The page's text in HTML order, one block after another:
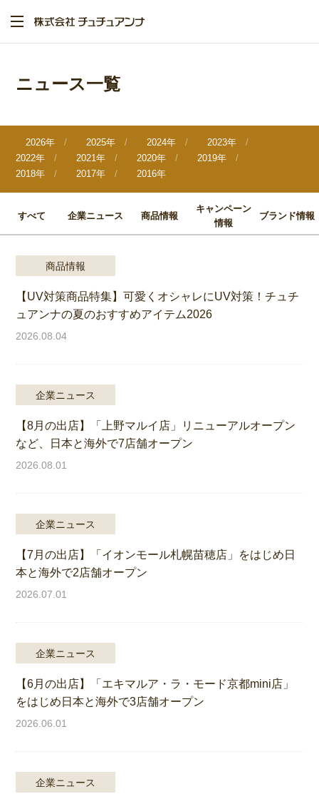
コ
ニュース一覧
2026年 2025年 2024年
2023年
2022年
2021年 2020年
2019年
2018年
2017年 2016年
すべて 企業ニュース 商品情報
キャンペーン
情報
ブランド情報
商品情報
【UV対策商品特集】可愛くオシャレにUV対策！チュチ
ュアンナの夏のおすすめアイテム2026
2026.08.04
企業ニュース
【8月の出店】「上野マルイ店」リニューアルオープン
など、日本と海外で7店舗オープン
2026.08.01
企業ニュース
【7月の出店】「イオンモール札幌苗穂店」をはじめ日
本と海外で2店舗オープン
2026.07.01
企業ニュース
【6月の出店】「エキマルア・ラ・モード京都mini店」
をはじめ日本と海外で3店舗オープン
2026.06.01
企業ニュース